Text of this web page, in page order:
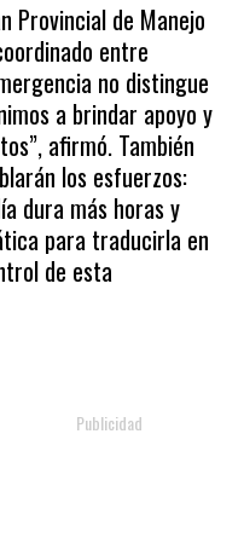
Provincial de Manejo
entre
no distingue
a brindar apoyo y
afirmó. También
los esfuerzos:
dura más horas y
para traducirla en
de esta